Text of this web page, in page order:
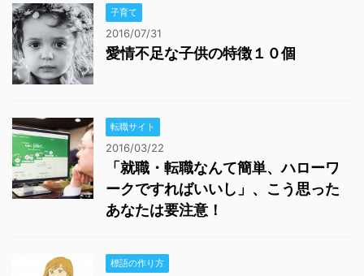
子育て
2016/07/31
愛情不足な子供の特徴１０個
転職サイト
2016/03/22
「就職・転職なんて簡単、ハローワ
ークですればいいし」、こう思った
あなたは要注意！
標語の作り方